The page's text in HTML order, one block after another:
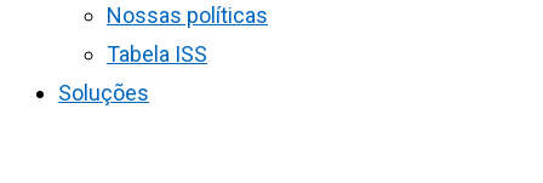
Nossas políticas
Tabela ISS
Soluções